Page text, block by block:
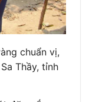
chuẩn vị,
Thầy, tỉnh